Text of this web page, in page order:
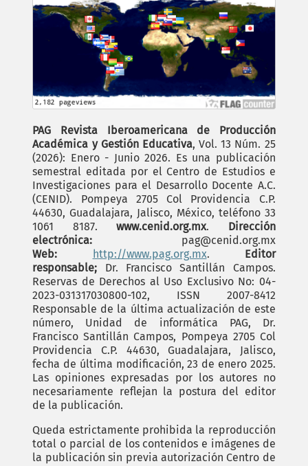
PAG Revista Iberoamericana de Producción
Académica y Gestión Educativa, Vol. 13 Núm. 25
(2026): Enero - Junio 2026. Es una publicación
semestral editada por el Centro de Estudios e
Investigaciones para el Desarrollo Docente A.C.
(CENID). Pompeya 2705 Col Providencia C.P.
44630, Guadalajara, Jalisco, México, teléfono 33
1061 8187.www.cenid.org.mx. Dirección
electrónica: pag@cenid.org.mx
Web:
http://www.pag.org.mx.
Editor
responsable; Dr. Francisco Santillán Campos.
Reservas de Derechos al Uso Exclusivo No: 04-
2023-031317030800-102, ISSN 2007-8412
Responsable de la última actualización de este
número, Unidad de informática PAG, Dr.
Francisco Santillán Campos, Pompeya 2705 Col
Providencia C.P. 44630, Guadalajara, Jalisco,
fecha de última modificación, 23 de enero 2025.
Las opiniones expresadas por los autores no
necesariamente reflejan la postura del editor
de la publicación.
Queda estrictamente prohibida la reproducción
total o parcial de los contenidos e imágenes de
la publicación sin previa autorización Centro de